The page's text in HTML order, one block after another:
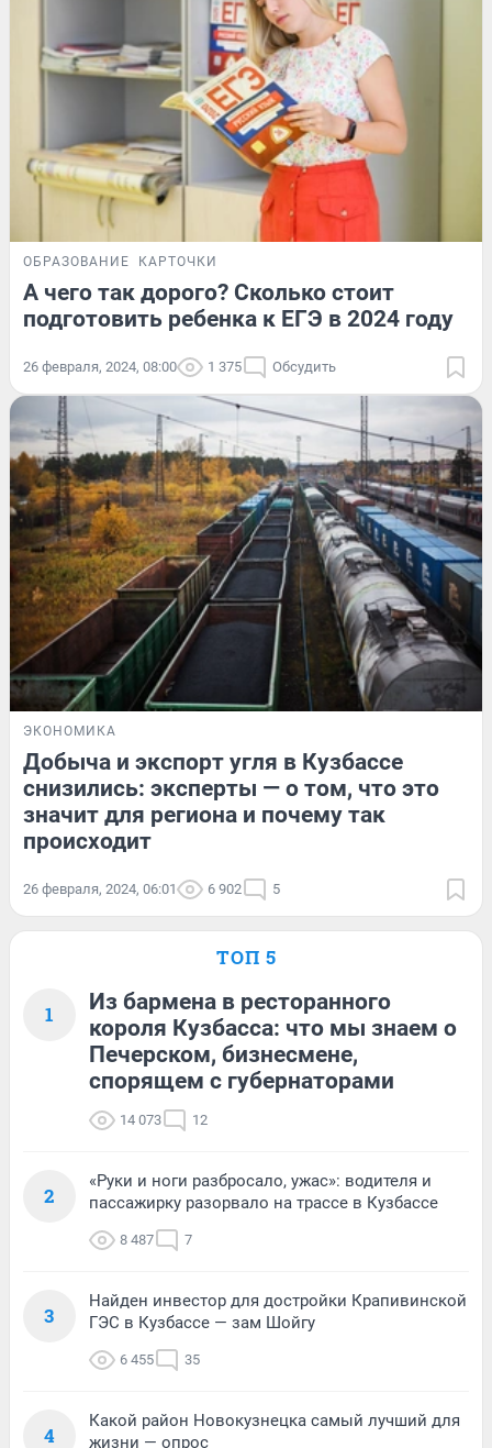
ОБРАЗОВАНИЕ КАРТОЧКИ
А чего так дорого? Сколько стоит
подготовить ребенка к ЕГЭ в 2024 году
26 февраля, 2024, 08:00 1 375 Обсудить
ЭКОНОМИКА
Добыча и экспорт угля в Кузбассе
снизились: эксперты — о том, что это
значит для региона и почему так
происходит
26 февраля, 2024, 06:01 6 902 5
ТОП 5
1
Из бармена в ресторанного
короля Кузбасса: что мы знаем о
Печерском, бизнесмене,
спорящем с губернаторами
14 073 12
2
«Руки и ноги разбросало, ужас»: водителя и
пассажирку разорвало на трассе в Кузбассе
8 487 7
3
Найден инвестор для достройки Крапивинской
ГЭС в Кузбассе — зам Шойгу
6 455 35
4
Какой район Новокузнецка самый лучший для
жизни — опрос